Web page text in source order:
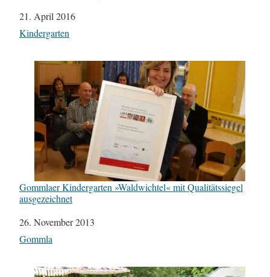
Datum
21. April 2016
In Bezug auf
Kindergarten
Gommlaer Kindergarten »Waldwichtel« mit Qualitätssiegel
ausgezeichnet
Datum
26. November 2013
In Bezug auf
Gommla